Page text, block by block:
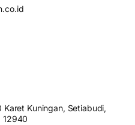
Karet Kuningan, Setiabudi,
12940